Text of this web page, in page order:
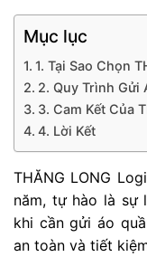
Mục lục
1. Tại Sao Chọn
2. Quy Trình Gửi
3. Cam Kết Của
4. Lời Kết
THĂNG LONG
năm, tự hào là sự
khi cần gửi áo
an toàn và tiết